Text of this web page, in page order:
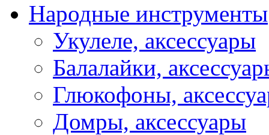
Народные инструменты
Укулеле, аксессуары
Балалайки,
Глюкофоны,
Домры, аксессуары